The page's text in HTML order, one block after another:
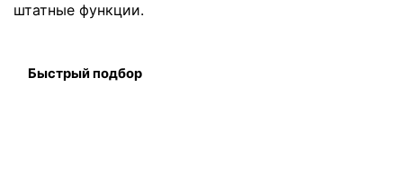
штатные функции.
Быстрый подбор